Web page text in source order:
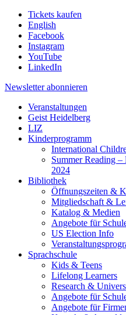
Tickets kaufen
English
Facebook
Instagram
YouTube
LinkedIn
Newsletter abonnieren
Veranstaltungen
Geist Heidelberg
LIZ
Kinderprogramm
International
Summer Reading
2024
Bibliothek
Öffnungszeiten &
Mitgliedschaft &
Katalog & Medien
Angebote für
US Election Info
Sprachschule
Kids & Teens
Lifelong Learners
Research &
Angebote für
Angebote für